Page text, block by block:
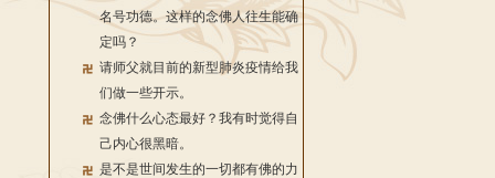
名号功德。这样的念佛人往生能确
定吗？
请师父就目前的新型肺炎疫情给我
们做一些开示。
念佛什么心态最好？我有时觉得自
己内心很黑暗。
是不是世间发生的一切都有佛的力